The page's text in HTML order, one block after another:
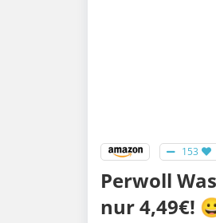
153
Perwoll
nur 4,49€!